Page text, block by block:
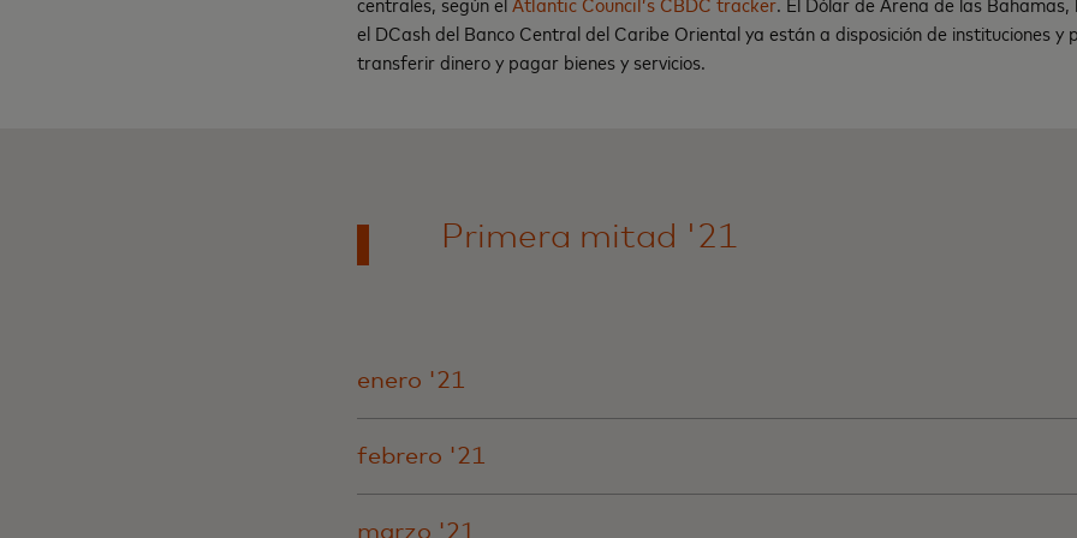
el DCash del Banco Central del Caribe Oriental ya están a disposición de instituciones y
transferir dinero y pagar bienes y servicios.
Primera mitad '21
enero '21
febrero '21
marzo '21